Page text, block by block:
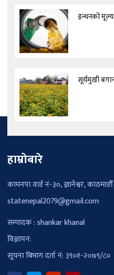
इन्धनको मूल्य
सूर्यमुखी
हाम्रोबारे
कामनपा वार्ड नं-३०, ज्ञानेश्वर,
statenepal2079@gmail.com
सम्पादक : shankar khanal
विज्ञापन:
सूचना बिभाग दर्ता नं: ३९०१-२०७९/८०